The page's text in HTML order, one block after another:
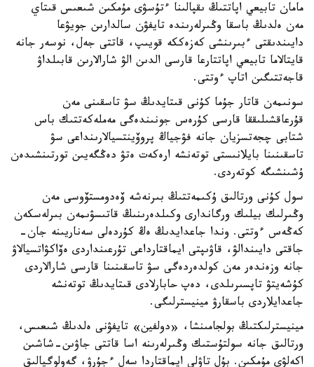
مامان تابيعي اپاتتىڭ ىقپالىنا ءتۇسۋى مۇمكىن شىعىس قىتاي
مەن ەلدىڭ باسقا وڭىرلەرىندە تايفۋن سالدارىن جويۋعا
دايىندىقتى ءبىرىنشى كەزەككە قويىپ، قاتتى جەل، نوسەر جانە
قايتالاما تابيعي اپاتتارعا قارسى الدىن الۋ شارالارىن قابىلداۋ
قاجەتتىگىن اتاپ ءوتتى.
سونىمەن قاتار جۇما كۇنى قىتايدىڭ سۋ تاسقىنى مەن
قۇرعاقشىلىققا قارسى كۇرەس جونىندەگى مەملەكەتتىك باس
شتابى چجەتسزيان جانە فۋجياڭ پروۆينتسيالارىنداعى سۋ
تاسقىنىنا بايلانىستى توتەنشە ارەكەت ەتۋ دەڭگەيىن تورتىنشىدەن
ۇشىنشىگە كوتەردى.
سول كۇنى ورتالىق ۇكىمەتتىڭ بىرنەشە ۆەدومستۆوسى مەن
وڭىرلىك بيلىك ورگاندارى وكىلدەرىنىڭ قاتىسۋىمەن بىرلەسكەن
كەڭەس ءوتتى. وندا جاعدايدىڭ ەڭ كۇردەلى سەناريىنە جان-
جاقتى دايىندالۋ، قاۋىپتى ايماقتارداعى تۇرعىنداردى ەۆاكۋاتسيالاۋ
جانە وزەندەر مەن كولدەردەگى سۋ تاسقىنىنا قارسى شارالاردى
كۇشەيتۋ تاپسىرىلدى، دەپ حابارلادى قىتايدىڭ توتەنشە
جاعدايلاردى باسقارۋ مينيسترلىگى.
مينيسترلىكتىڭ بولجامىنشا، «دولفين» تايفۋنى ەلدىڭ شىعىس،
ورتالىق جانە سولتۇستىك وڭىرلەرىنە اسا قاتتى جاۋىن-شاشىن
اكەلۋى مۇمكىن. بۇل تاۋلى ايماقتاردا سەل ءجۇرۋ، گەولوگيالىق